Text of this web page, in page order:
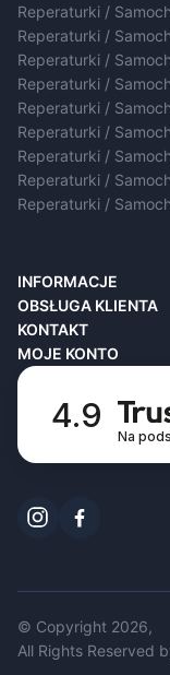
Reperaturki /
Reperaturki /
Reperaturki /
Reperaturki /
Reperaturki /
Reperaturki /
Reperaturki /
Reperaturki /
Reperaturki /
INFORMACJE
O nas
Dostawa
Polityka prywatności
Regulamin
OBSŁUGA KLIENTA
Kontakt
Zwroty
Mapa sklepu
KONTAKT
MOJE KONTO
Moje konto
Historia zamówień
Lista życzeń
Newsletter
4.9
Na
© Copyright 2026,
All Rights Reserved